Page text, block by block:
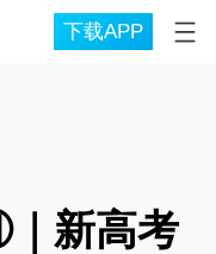
下载APP
新高考